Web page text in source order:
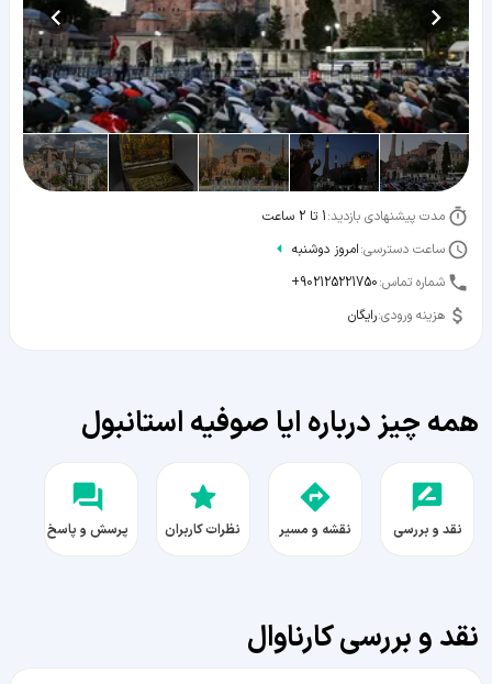
مدت پیشنهادی بازدید:1 تا 2 ساعت
ساعت دسترسی:امروز دوشنبه
شماره تماس:+902125221750
هزینه ورودی:رایگان
همه چیز درباره ایا صوفیه استانبول
نقد و بررسی نقشه و مسیر نظرات کاربران پرسش و پاسخ
نقد و بررسی کارناوال